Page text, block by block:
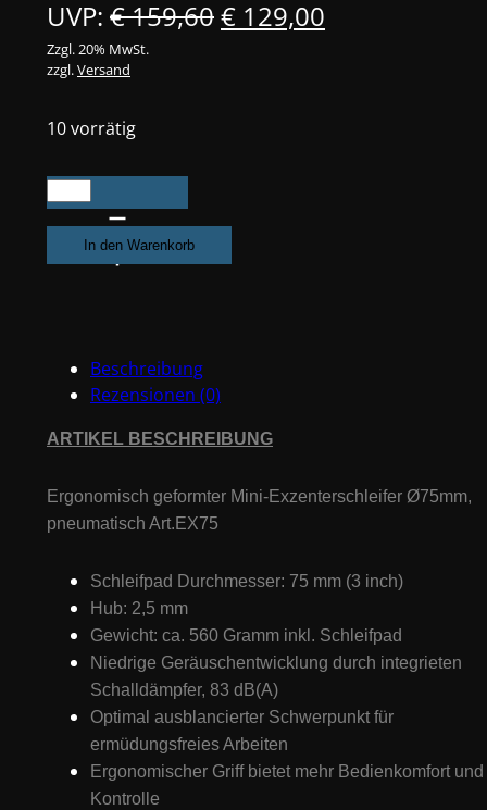
UVP: €159,60Ursprünglicher
€ 129,00
Zzgl. 20% MwSt.
zzgl.Versand
10 vorrätig
Mini
Exzenterschleifer,
Pneumatisch
Ø75mm
In den Warenkorb
Beschreibung
Rezensionen (0)
ARTIKEL BESCHREIBUNG
Ergonomisch geformter Mini-Exzenterschleifer Ø75mm,
pneumatisch Art.EX75
Schleifpad Durchmesser: 75 mm (3 inch)
Hub: 2,5 mm
Gewicht: ca. 560 Gramm inkl. Schleifpad
Niedrige Geräuschentwicklung durch integrieten
Schalldämpfer, 83 dB(A)
Optimal ausblancierter Schwerpunkt für
ermüdungsfreies Arbeiten
Ergonomischer Griff bietet mehr Bedienkomfort und
Kontrolle